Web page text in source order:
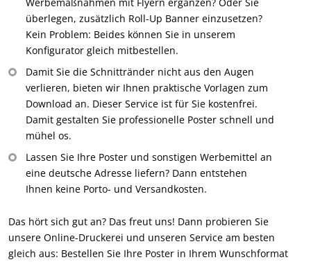
überlegen, zusätzlich Roll-Up Banner einzusetzen?
Kein Problem: Beides können Sie in unserem
Konfigurator gleich mitbestellen.
Damit Sie die Schnittränder nicht aus den Augen
verlieren, bieten wir Ihnen praktische Vorlagen zum
Download an. Dieser Service ist für Sie kostenfrei.
Damit gestalten Sie professionelle Poster schnell und
mühel os.
Lassen Sie Ihre Poster und sonstigen Werbemittel an
eine deutsche Adresse liefern? Dann entstehen
Ihnen keine Porto- und Versandkosten.
Das hört sich gut an? Das freut uns! Dann probieren Sie
unsere Online-Druckerei und unseren Service am besten
gleich aus: Bestellen Sie Ihre Poster in Ihrem Wunschformat